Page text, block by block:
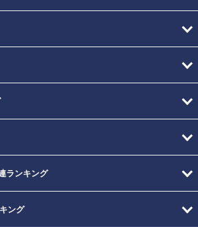
ランキング
ング